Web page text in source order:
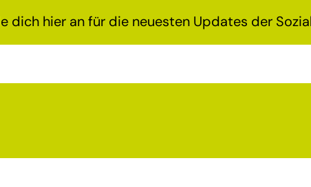
dich hier an für die neuesten Updates der